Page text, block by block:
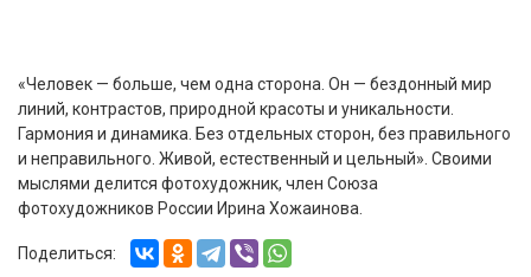
«Человек — больше, чем одна сторона. Он — бездонный мир
линий, контрастов, природной красоты и уникальности.
Гармония и динамика. Без отдельных сторон, без правильного
и неправильного. Живой, естественный и цельный». Своими
мыслями делится фотохудожник, член Союза
фотохудожников России Ирина Хожаинова.
Поделиться: